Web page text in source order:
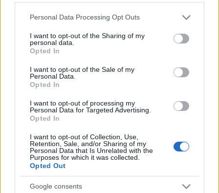
Please note that this website/app uses one or more Google
not limited to your visit or usage behaviour. You may click to
grant or deny consent to Google and its third-party tags to
use your data for below specified purposes in below Google
consent section.
Personal Data Processing Opt Outs
I want to opt-out of the Sharing of my
personal data.
Opted In
I want to opt-out of the Sale of my
Personal Data.
Opted In
I want to opt-out of processing my
Personal Data for Targeted Advertising.
Opted In
I want to opt-out of Collection, Use,
Retention, Sale, and/or Sharing of my
Personal Data that Is Unrelated with the
Purposes for which it was collected.
Opted Out
Google consents
A forgalomcsillapításról IV. [44.]
2020. szeptember 08.
Egy hónapja lépett életbe Belső-Erzsébetvárosban
kísérleti jelleggel az új forgalmi rend – szebbik
szubjektív tapasztalatait és fotóit az Erzsébetváros
az otthonunk fb-oldal ismét megosztotta a
blogon.…